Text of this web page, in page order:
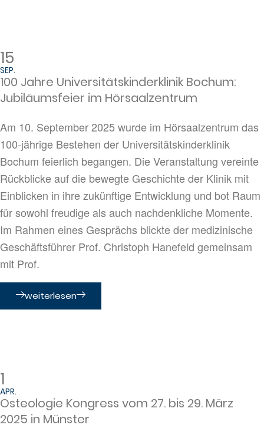
15
SEP.
100 Jahre Universitätskinderklinik Bochum:
Jubiläumsfeier im Hörsaalzentrum
Am 10. September 2025 wurde im Hörsaalzentrum das
100-jährige Bestehen der Universitätskinderklinik
Bochum feierlich begangen. Die Veranstaltung vereinte
Rückblicke auf die bewegte Geschichte der Klinik mit
Einblicken in ihre zukünftige Entwicklung und bot Raum
für sowohl freudige als auch nachdenkliche Momente.
Im Rahmen eines Gesprächs blickte der medizinische
Geschäftsführer Prof. Christoph Hanefeld gemeinsam
mit Prof.
weiterlesen
1
APR.
Osteologie Kongress vom 27. bis 29. März
2025 in Münster